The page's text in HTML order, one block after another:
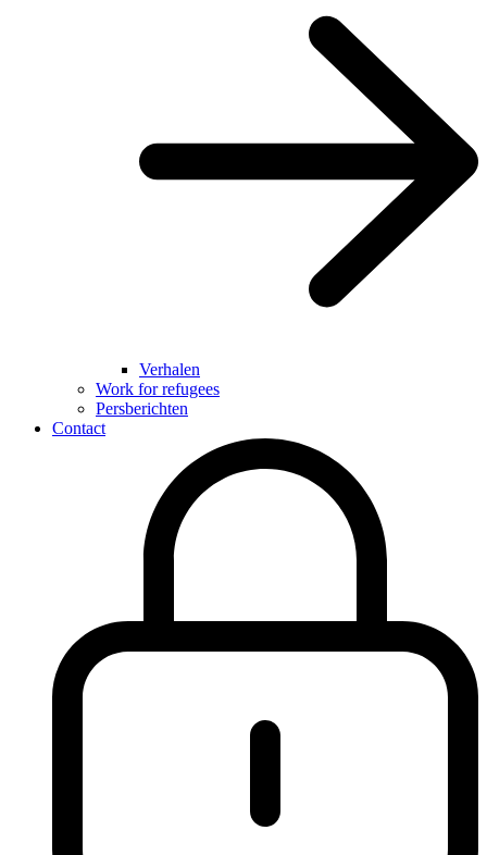
Verhalen
Work for refugees
Persberichten
Contact